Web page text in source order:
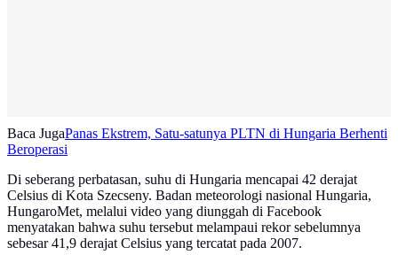
Baca JugaPanas Ekstrem, Satu-satunya PLTN di Hungaria Berhenti
Beroperasi
Di seberang perbatasan, suhu di Hungaria mencapai 42 derajat
Celsius di Kota Szecseny. Badan meteorologi nasional Hungaria,
HungaroMet, melalui video yang diunggah di Facebook
menyatakan bahwa suhu tersebut melampaui rekor sebelumnya
sebesar 41,9 derajat Celsius yang tercatat pada 2007.